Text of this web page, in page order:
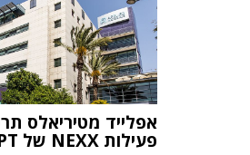
אפלייד מטיריאלס
פעילות NEXX של ASMPT